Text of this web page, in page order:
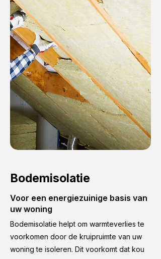
Bodemisolatie
Voor een energiezuinige basis van
uw woning
Bodemisolatie helpt om warmteverlies te
voorkomen door de kruipruimte van uw
woning te isoleren. Dit voorkomt dat kou